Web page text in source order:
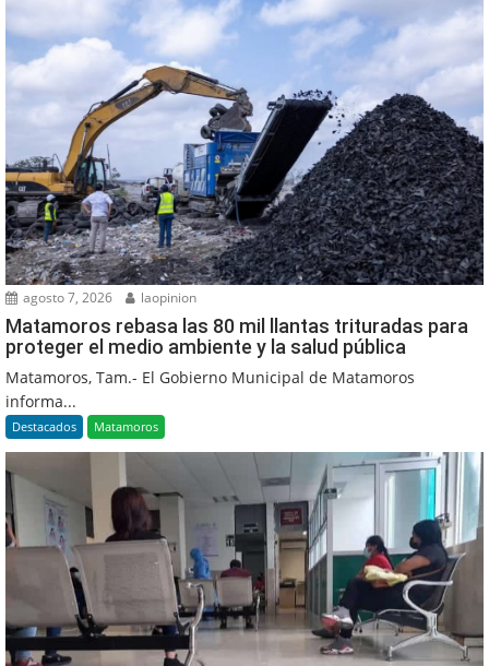
agosto 7, 2026 laopinion
Matamoros rebasa las 80 mil llantas trituradas para
proteger el medio ambiente y la salud pública
Matamoros, Tam.- El Gobierno Municipal de Matamoros
informa...
Destacados Matamoros